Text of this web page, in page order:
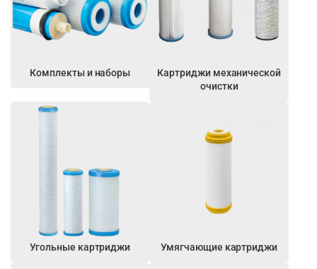
Комплекты и наборы
Картриджи механической
очистки
Угольные картриджи Умягчающие картриджи